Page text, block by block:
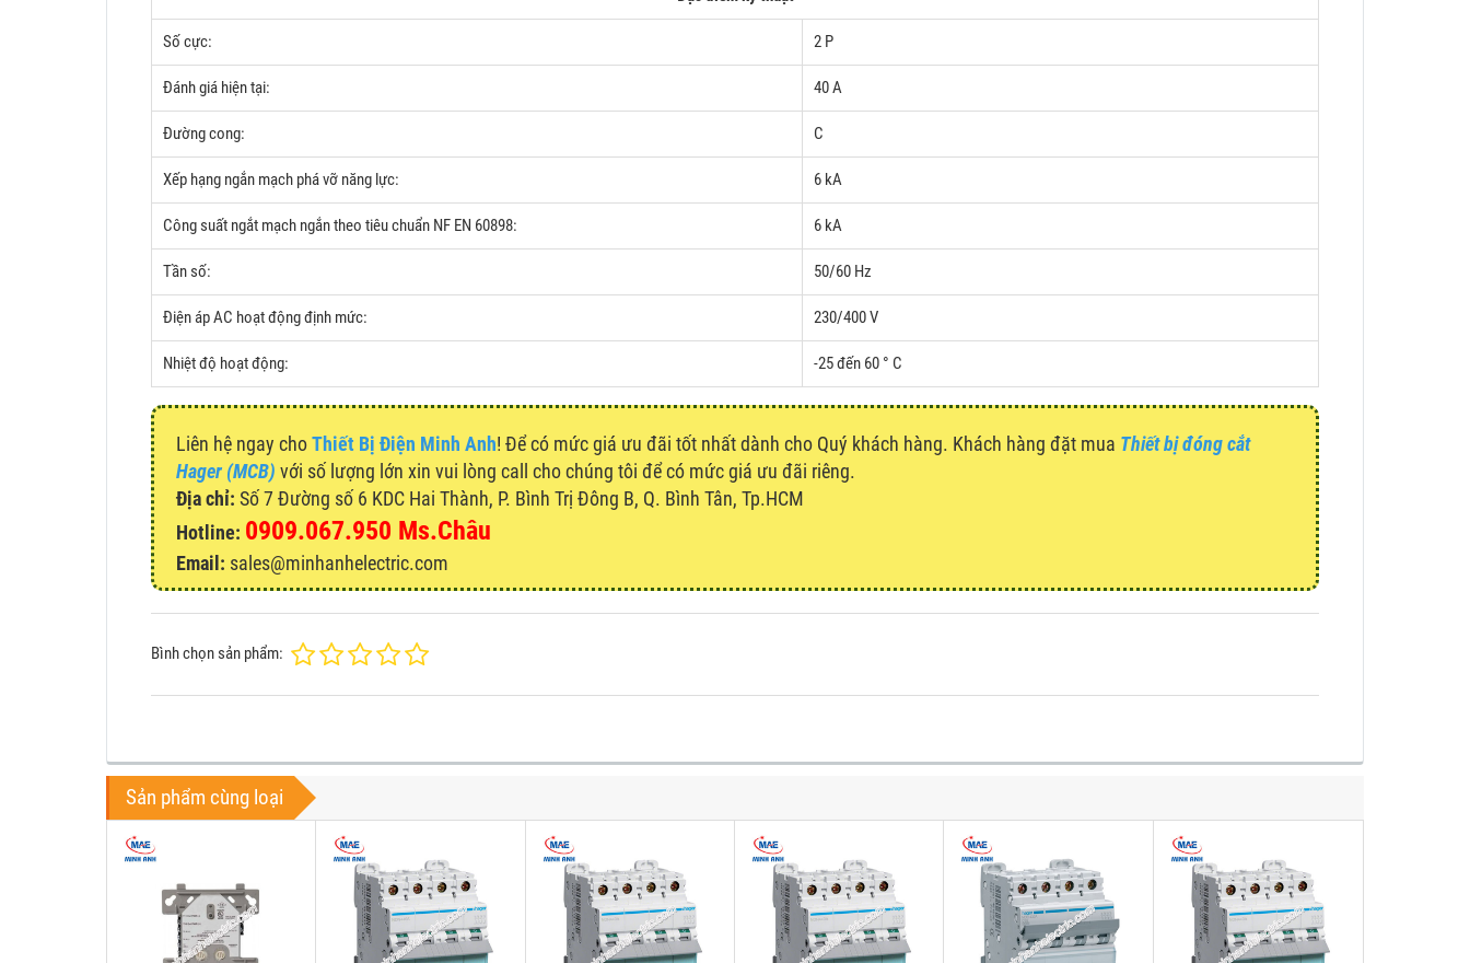
Số cực: 2 P
Đánh giá hiện tại: 40 A
Đường cong: C
Xếp hạng ngắn mạch phá vỡ năng lực: 6 kA
Công suất ngắt mạch ngắn theo tiêu chuẩn NF EN 60898: 6 kA
Tần số: 50/60 Hz
Điện áp AC hoạt động định mức: 230/400 V
Nhiệt độ hoạt động: -25 đến 60 ° C
Liên hệ ngay choThiết Bị Điện Minh Anh! Để có mức giá ưu đãi tốt nhất dành cho Quý khách hàng. Khách hàng đặt mua Thiết bị đóng cắt
Hager (MCB) với số lượng lớn xin vui lòng call cho chúng tôi để có mức giá ưu đãi riêng.
Địa chỉ: Số 7 Đường số 6 KDC Hai Thành, P. Bình Trị Đông B, Q. Bình Tân, Tp.HCM
Hotline: 0909.067.950 Ms.Châu
Email: sales@minhanhelectric.com
Bình chọn sản phẩm:
Sản phẩm cùng loại